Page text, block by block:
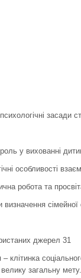
засади
роль у вихованні
особливості
робота та
сімейної
джерел 31
– клітинка
велику загальну мету.